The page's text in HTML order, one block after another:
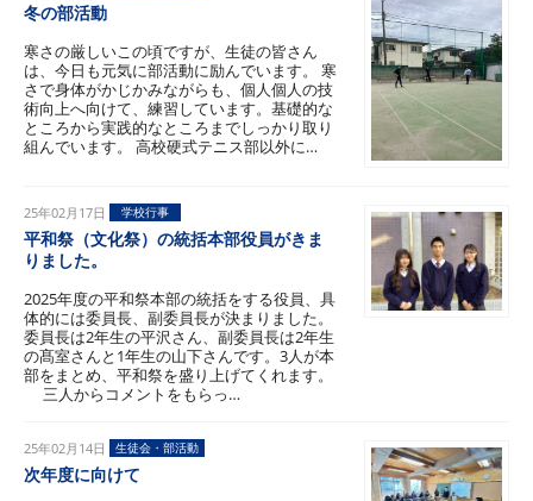
冬の部活動
寒さの厳しいこの頃ですが、生徒の皆さん
は、今日も元気に部活動に励んでいます。 寒
さで身体がかじかみながらも、個人個人の技
術向上へ向けて、練習しています。基礎的な
ところから実践的なところまでしっかり取り
組んでいます。 高校硬式テニス部以外に…
25年02月17日 学校行事
平和祭（文化祭）の統括本部役員がきま
りました。
2025年度の平和祭本部の統括をする役員、具
体的には委員長、副委員長が決まりました。
委員長は2年生の平沢さん、副委員長は2年生
の髙室さんと1年生の山下さんです。3人が本
部をまとめ、平和祭を盛り上げてくれます。
三人からコメントをもらっ…
25年02月14日 生徒会・部活動
次年度に向けて